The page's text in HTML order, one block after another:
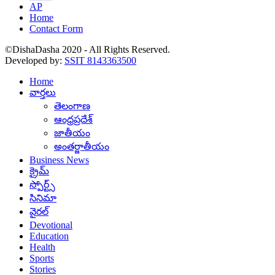
AP
Home
Contact Form
©DishaDasha 2020 - All Rights Reserved.
Developed by: SSIT 8143363500
Home
వార్తలు
తెలంగాణ
ఆంధ్రప్రదేశ్
జాతీయం
అంతర్జాతీయం
Business News
క్రైమ్
స్పోర్ట్స్
సినిమా
వైరల్
Devotional
Education
Health
Sports
Stories